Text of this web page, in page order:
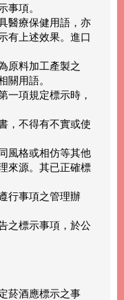
事項。
醫療保健用語，亦
有上述效果。進口
原料加工產製之
關用語。
一項規定標示時，
，不得有不實或使
風格或相仿等其他
來源。其已正確標
行事項之管理辦
之標示事項，於公
菸酒應標示之事